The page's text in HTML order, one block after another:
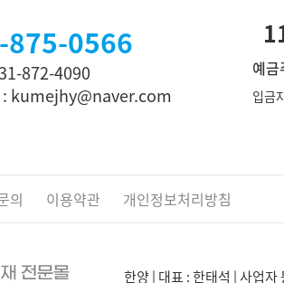
875-0566
872-4090
kumejhy@naver.com
예
입금
의 이용약관 개인정보처리방침
한양 | 대표 : 한태석 | 사업